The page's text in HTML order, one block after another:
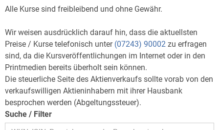
Alle Kurse sind freibleibend und ohne Gewähr.
Wir weisen ausdrücklich darauf hin, dass die aktuellsten
Preise / Kurse telefonisch unter (07243) 90002 zu erfragen
sind, da die Kursveröffentlichungen im Internet oder in den
Printmedien bereits überholt sein können.
Die steuerliche Seite des Aktienverkaufs sollte vorab von den
verkaufswilligen Aktieninhabern mit ihrer Hausbank
besprochen werden (Abgeltungssteuer).
Suche / Filter